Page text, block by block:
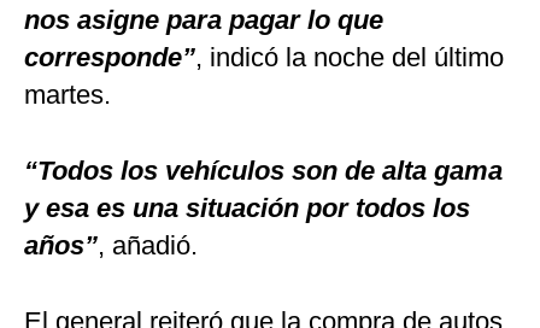
nos asigne para pagar lo que
corresponde”, indicó la noche del último
martes.
“Todos los vehículos son de alta gama
y esa es una situación por todos los
años”, añadió.
El general reiteró que la compra de autos